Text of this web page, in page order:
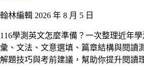
翰林編輯 2026 年 8 月 5 日
116學測英文怎麼準備？一次整理近年
彙、文法、文意選填、篇章結構與閱讀
解題技巧與考前建議，幫助你提升閱讀